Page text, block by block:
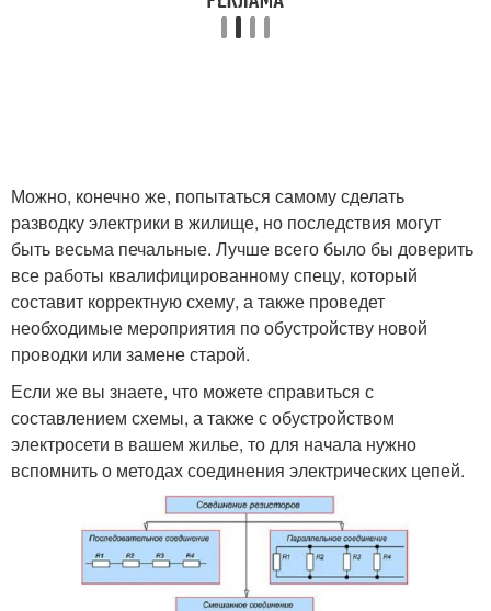
однокомнатной
квартире
двухкомнатной
квартире
Электропроводка в
хрущевке
Проводка в квартире
Разводка в квартире
Двухкомнатная
квартира
Внутренний
электропроводка
Электропроводки в
деревянном доме
Можно, конечно же, попытаться самому сделать
разводку электрики в жилище, но последствия могут
быть весьма печальные. Лучше всего было бы доверить
все работы квалифицированному спецу, который
составит корректную схему, а также проведет
необходимые мероприятия по обустройству новой
проводки или замене старой.
Если же вы знаете, что можете справиться с
составлением схемы, а также с обустройством
электросети в вашем жилье, то для начала нужно
вспомнить о методах соединения электрических цепей.